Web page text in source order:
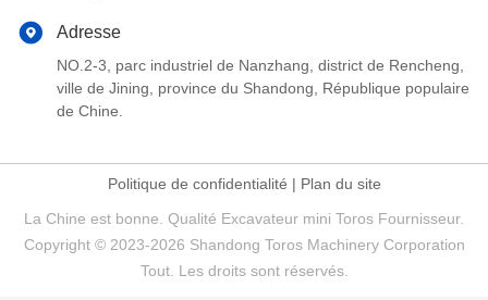
Adresse
NO.2-3, parc industriel de Nanzhang, district de Rencheng,
ville de Jining, province du Shandong, République populaire
de Chine.
Politique de confidentialité | Plan du site
La Chine est bonne. Qualité Excavateur mini Toros Fournisseur.
Copyright © 2023-2026 Shandong Toros Machinery Corporation
Tout. Les droits sont réservés.